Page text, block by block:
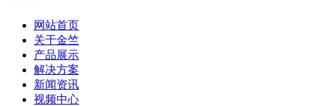
网站首页
关于金竺
产品展示
解决方案
新闻资讯
视频中心